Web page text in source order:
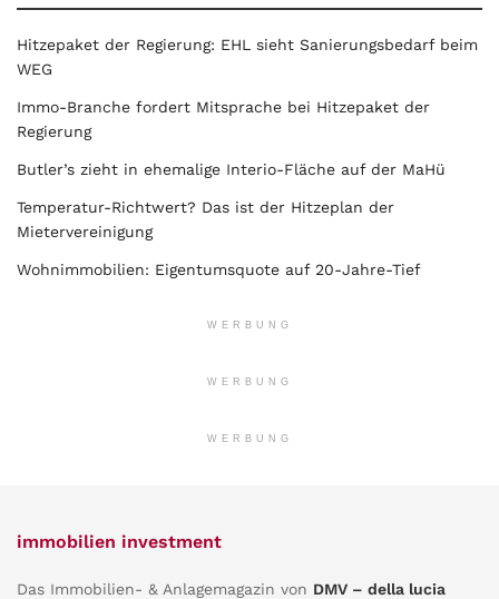
Hitzepaket der Regierung: EHL sieht Sanierungsbedarf beim
WEG
Immo-Branche fordert Mitsprache bei Hitzepaket der
Regierung
Butler’s zieht in ehemalige Interio-Fläche auf der MaHü
Temperatur-Richtwert? Das ist der Hitzeplan der
Mietervereinigung
Wohnimmobilien: Eigentumsquote auf 20-Jahre-Tief
WERBUNG
WERBUNG
WERBUNG
immobilien investment
Das Immobilien- & Anlagemagazin von DMV – della lucia